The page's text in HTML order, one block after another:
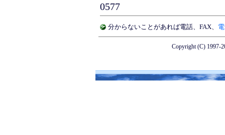
0577
分からないことがあれば電話、 FAX、
Copyright (C) 1997-